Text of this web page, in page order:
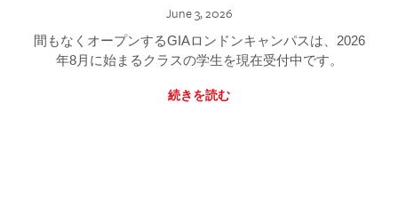
June 3, 2026
間もなくオープンするGIAロンドンキャンパスは、2026
年8月に始まるクラスの学生を現在受付中です。
続きを読む